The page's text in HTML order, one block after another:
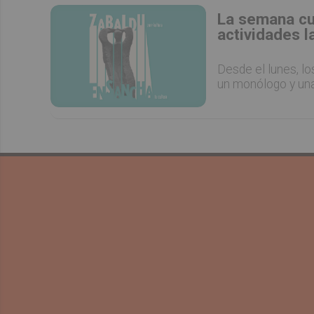
La semana
actividades
Desde el lunes,
un monólogo y